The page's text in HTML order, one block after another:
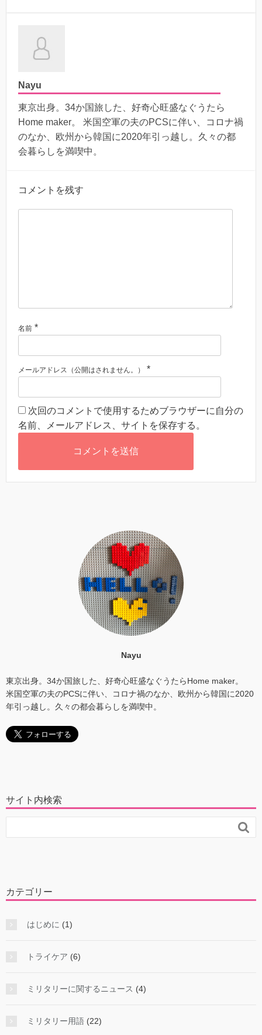
Nayu
東京出身。34か国旅した、好奇心旺盛なぐうたら
Home maker。 米国空軍の夫のPCSに伴い、コロナ禍
のなか、欧州から韓国に2020年引っ越し。久々の都
会暮らしを満喫中。
コメントを残す
名前 *
メールアドレス（公開はされません。） *
次回のコメントで使用するためブラウザーに自分の
名前、メールアドレス、サイトを保存する。
Nayu
東京出身。34か国旅した、好奇心旺盛なぐうたらHome maker。
米国空軍の夫のPCSに伴い、コロナ禍のなか、欧州から韓国に2020
年引っ越し。久々の都会暮らしを満喫中。
サイト内検索

カテゴリー
はじめに (1)
トライケア (6)
ミリタリーに関するニュース (4)
ミリタリー用語 (22)